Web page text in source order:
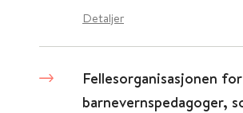
Detaljer
Fellesorganisasjonen for
barnevernspedagoger,